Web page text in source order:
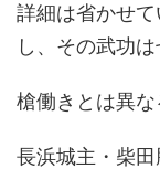
詳細は省かせ
し、その武功
槍働きとは異な
長浜城主・柴田